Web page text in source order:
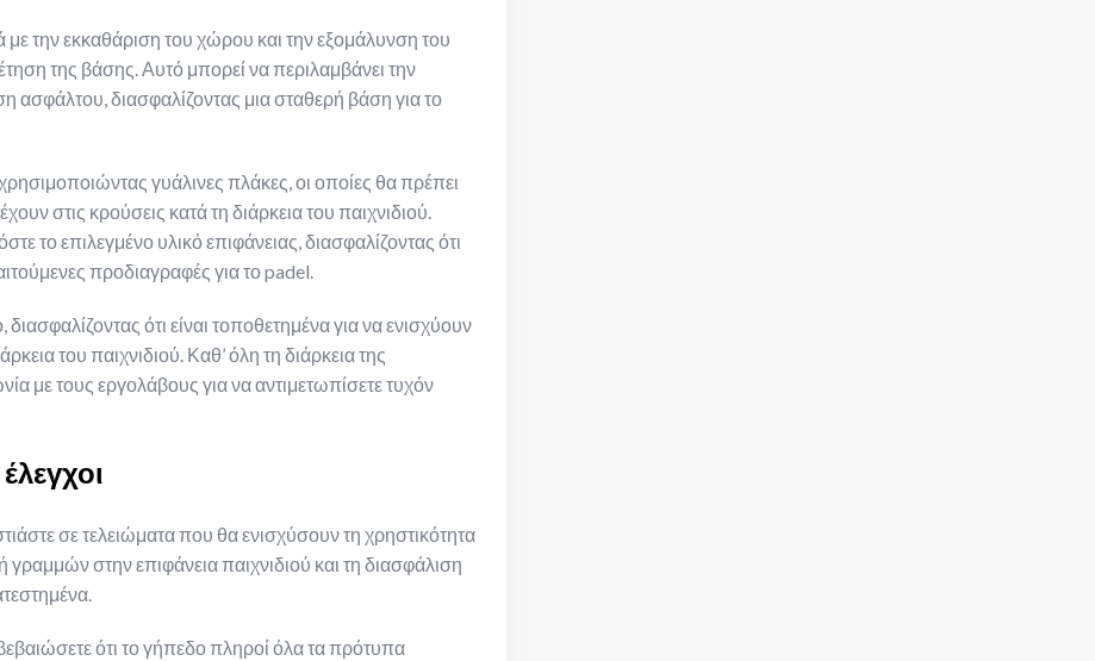
την εκκαθάριση του χώρου και την εξομάλυνση του
της βάσης. Αυτό μπορεί να περιλαμβάνει την
ασφάλτου, διασφαλίζοντας μια σταθερή βάση για το
γυάλινες πλάκες, οι οποίες θα πρέπει
στις κρούσεις κατά τη διάρκεια του παιχνιδιού.
το επιλεγμένο υλικό επιφάνειας, διασφαλίζοντας ότι
προδιαγραφές για το padel.
ότι είναι τοποθετημένα για να ενισχύουν
του παιχνιδιού. Καθ’ όλη τη διάρκεια της
με τους εργολάβους για να αντιμετωπίσετε τυχόν
σε τελειώματα που θα ενισχύσουν τη χρηστικότητα
στην επιφάνεια παιχνιδιού και τη διασφάλιση
ότι το γήπεδο πληροί όλα τα πρότυπα